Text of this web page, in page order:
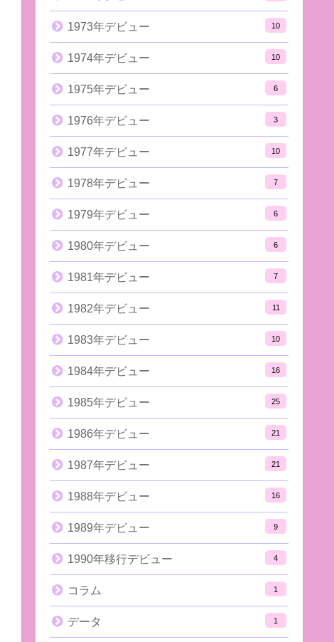
1973年デビュー 10
1974年デビュー 10
1975年デビュー 6
1976年デビュー 3
1977年デビュー 10
1978年デビュー 7
1979年デビュー 6
1980年デビュー 6
1981年デビュー 7
1982年デビュー 11
1983年デビュー 10
1984年デビュー 16
1985年デビュー 25
1986年デビュー 21
1987年デビュー 21
1988年デビュー 16
1989年デビュー 9
1990年移行デビュー 4
コラム 1
データ 1